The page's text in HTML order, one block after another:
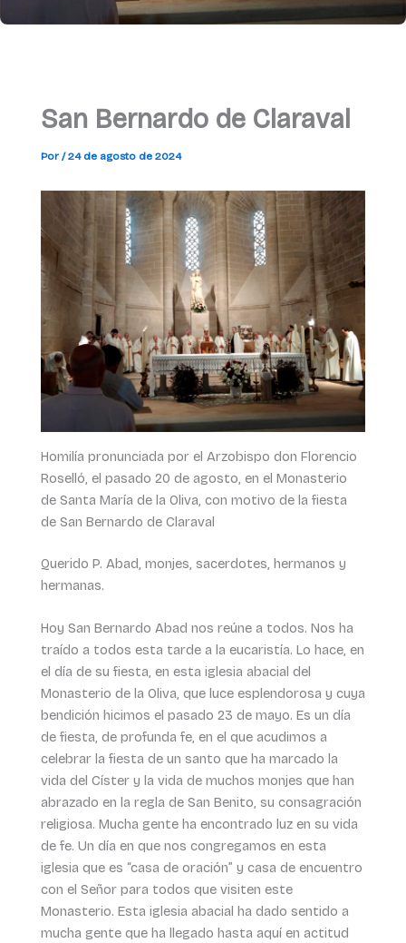
San Bernardo de Claraval
Por /24 de agosto de 2024
Homilía pronunciada por el Arzobispo don Florencio
Roselló, el pasado 20 de agosto, en el Monasterio
de Santa María de la Oliva, con motivo de la fiesta
de San Bernardo de Claraval
Querido P. Abad, monjes, sacerdotes, hermanos y
hermanas.
Hoy San Bernardo Abad nos reúne a todos. Nos ha
traído a todos esta tarde a la eucaristía. Lo hace, en
el día de su fiesta, en esta iglesia abacial del
Monasterio de la Oliva, que luce esplendorosa y cuya
bendición hicimos el pasado 23 de mayo. Es un día
de fiesta, de profunda fe, en el que acudimos a
celebrar la fiesta de un santo que ha marcado la
vida del Císter y la vida de muchos monjes que han
abrazado en la regla de San Benito, su consagración
religiosa. Mucha gente ha encontrado luz en su vida
de fe. Un día en que nos congregamos en esta
iglesia que es “casa de oración” y casa de encuentro
con el Señor para todos que visiten este
Monasterio. Esta iglesia abacial ha dado sentido a
mucha gente que ha llegado hasta aquí en actitud